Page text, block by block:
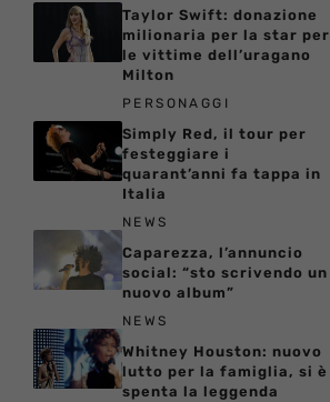
Taylor Swift: donazione
milionaria per la star per
le vittime dell’uragano
Milton
PERSONAGGI
Simply Red, il tour per
festeggiare i
quarant’anni fa tappa in
Italia
NEWS
Caparezza, l’annuncio
social: “sto scrivendo un
nuovo album”
NEWS
Whitney Houston: nuovo
lutto per la famiglia, si è
spenta la leggenda